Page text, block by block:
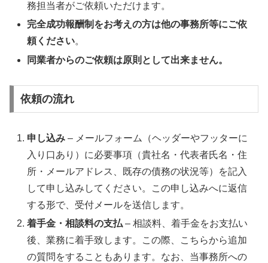
務担当者がご依頼いただけます。
完全成功報酬制をお考えの方は他の事務所等にご依
頼ください。
同業者からのご依頼は原則として出来ません。
依頼の流れ
申し込み – メールフォーム（ヘッダーやフッターに
入り口あり）に必要事項（貴社名・代表者氏名・住
所・メールアドレス、既存の債務の状況等）を記入
して申し込みしてください。この申し込みへに返信
する形で、受付メールを送信します。
着手金・相談料の支払 – 相談料、着手金をお支払い
後、業務に着手致します。この際、こちらから追加
の質問をすることもあります。なお、当事務所への